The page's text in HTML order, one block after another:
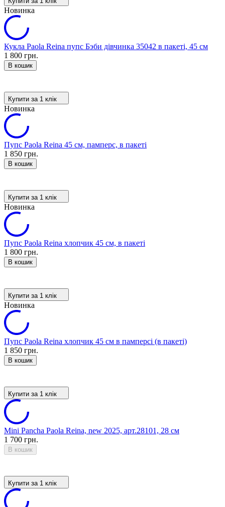
Новинка
Кукла Paola Reina пупс Бэби дівчинка 35042 в пакеті, 45 см
1 800 грн.
В кошик
Купити за 1 клiк
Новинка
Пупс Paola Reina 45 см, памперс, в пакеті
1 850 грн.
В кошик
Купити за 1 клiк
Новинка
Пупс Paola Reina хлопчик 45 см, в пакеті
1 800 грн.
В кошик
Купити за 1 клiк
Новинка
Пупс Paola Reina хлопчик 45 см в памперсі (в пакеті)
1 850 грн.
В кошик
Купити за 1 клiк
Mini Pancha Paola Reina, new 2025, арт.28101, 28 см
1 700 грн.
В кошик
Купити за 1 клiк